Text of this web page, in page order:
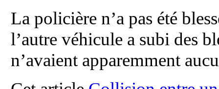
La policière n’a pas été
l’autre véhicule a subi des
n’avaient apparemment